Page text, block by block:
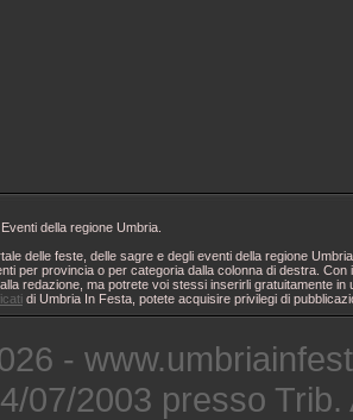
della regione Umbria.
delle feste, delle sagre e degli eventi della regione
per provincia o per categoria dalla colonna di destra.
redazione, ma potrete voi stessi inserirli gratuitamente
di Umbria In Festa, potete acquisire privilegi di
-
07/2003 presso